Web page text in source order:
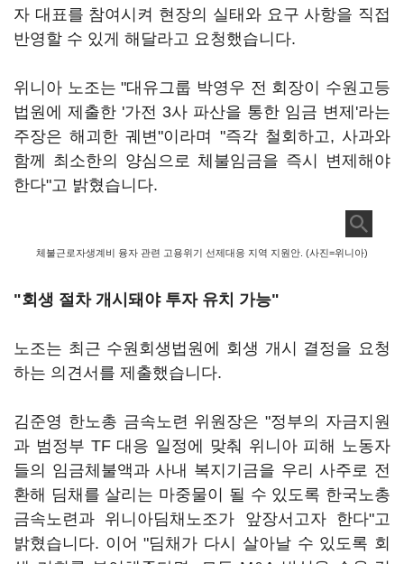
자 대표를 참여시켜 현장의 실태와 요구 사항을 직접
반영할 수 있게 해달라고 요청했습니다.
위니아 노조는 "대유그룹 박영우 전 회장이 수원고등
법원에 제출한 '가전 3사 파산을 통한 임금 변제'라는
주장은 해괴한 궤변"이라며 "즉각 철회하고, 사과와
함께 최소한의 양심으로 체불임금을 즉시 변제해야
한다"고 밝혔습니다.
체불근로자생계비 융자 관련 고용위기 선제대응 지역 지원안. (사진=위니아)
"회생 절차 개시돼야 투자 유치 가능"
노조는 최근 수원회생법원에 회생 개시 결정을 요청
하는 의견서를 제출했습니다.
김준영 한노총 금속노련 위원장은 "정부의 자금지원
과 범정부 TF 대응 일정에 맞춰 위니아 피해 노동자
들의 임금체불액과 사내 복지기금을 우리 사주로 전
환해 딤채를 살리는 마중물이 될 수 있도록 한국노총
금속노련과 위니아딤채노조가 앞장서고자 한다"고
밝혔습니다. 이어 "딤채가 다시 살아날 수 있도록 회